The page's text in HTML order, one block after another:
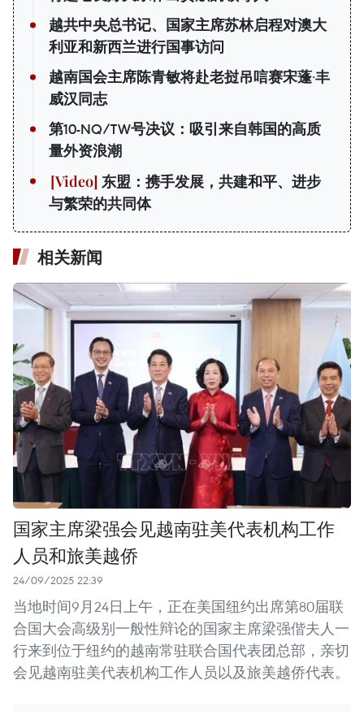
越共中央总书记、国家主席苏林启程对澳大
利亚和新西兰进行国事访问
越南国会主席陈青敏将赴老挝吊唁赛宋蓬·丰
威汉同志
第10-NQ/TW号决议：吸引来自韩国的高质
量外资浪潮
东盟：携手发展，共建和平、进步
与繁荣的共同体
相关新闻
国家主席梁强会见越南驻美代表机构工作
人员和旅美越侨
24/09/2025 22:39
当地时间9月24日上午，正在美国纽约出席第80届联
合国大会高级别一般性辩论的国家主席梁强偕夫人一
行来到位于纽约的越南常驻联合国代表团总部，亲切
会见越南驻美代表机构工作人员以及旅美越侨代表。